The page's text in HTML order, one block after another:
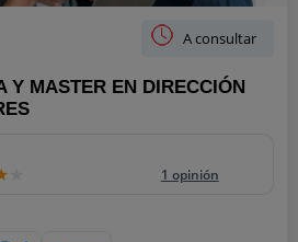
A consultar
Y MASTER EN DIRECCIÓN
1 opinión